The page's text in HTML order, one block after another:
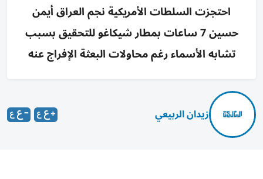
احتجزت السلطات الأمريكية نجم العراق أيمن
حسين 7 ساعات بمطار شيكاغو للتحقيق بسبب
تشابه الأسماء رغم محاولات البعثة الإفراج عنه
زيدان الربيعي